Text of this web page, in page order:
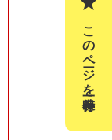
このページを一時保存